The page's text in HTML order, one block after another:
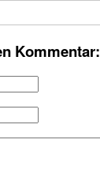
Kommentar: